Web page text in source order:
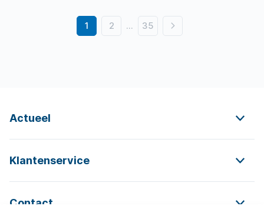
1 2 ... 35
Volgende
Actueel
Klantenservice
Contact